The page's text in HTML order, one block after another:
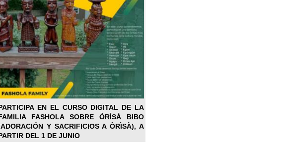
EN EL CURSO DIGITAL DE LA
FASHOLA SOBRE ÒRÌSÀ BIBO
Y SACRIFICIOS A ÒRÌSÀ), A
DEL 1 DE JUNIO